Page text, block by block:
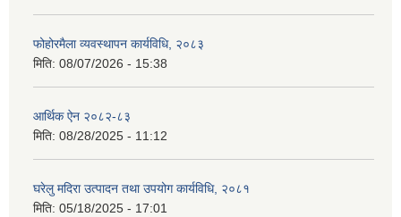
फोहोरमैला व्यवस्थापन कार्यविधि, २०८३
मिति: 08/07/2026 - 15:38
आर्थिक ऐन २०८२-८३
मिति: 08/28/2025 - 11:12
घरेलु मदिरा उत्पादन तथा उपयोग कार्यविधि, २०८१
मिति: 05/18/2025 - 17:01